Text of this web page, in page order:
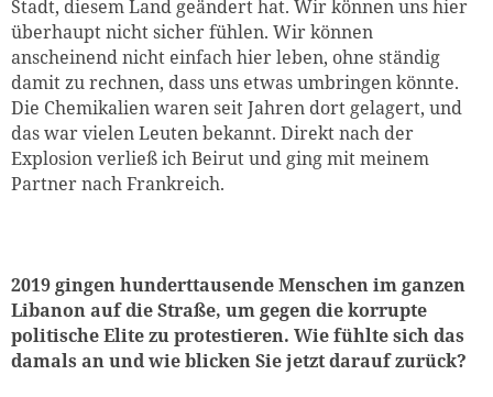
Stadt, diesem Land geändert hat. Wir können uns hier
überhaupt nicht sicher fühlen. Wir können
anscheinend nicht einfach hier leben, ohne ständig
damit zu rechnen, dass uns etwas umbringen könnte.
Die Chemikalien waren seit Jahren dort gelagert, und
das war vielen Leuten bekannt. Direkt nach der
Explosion verließ ich Beirut und ging mit meinem
Partner nach Frankreich.
2019 gingen hunderttausende Menschen im ganzen
Libanon auf die Straße, um gegen die korrupte
politische Elite zu protestieren. Wie fühlte sich das
damals an und wie blicken Sie jetzt darauf zurück?